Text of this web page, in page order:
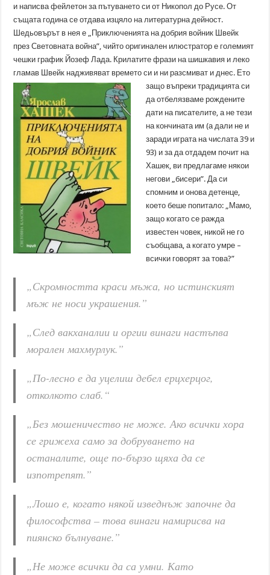
и написва фейлетон за пътуването си от Никопол до Русе. От
същата година се отдава изцяло на литературна дейност.
Шедьовърът в нея е „Приключенията на добрия войник Швейк
през Световната война”, чийто оригинален илюстратор е големият
чешки график Йозеф Лада. Крилатите фрази на шишкавия и леко
гламав Швейк надживяват времето си и ни разсмиват и днес. Ето
защо въпреки традицията си
да отбелязваме рождените
дати на писателите, а не тези
на кончината им (а дали не и
заради играта на числата 39 и
93) и за да отдадем почит на
Хашек, ви предлагаме някои
негови „бисери”. Да си
спомним и онова детенце,
което беше попитало: „Мамо,
защо когато се ражда
известен човек, никой не го
съобщава, а когато умре –
всички говорят за това?”
„Скромността краси мъжа, но истинският
мъж не носи украшения.”
„След вакханалии и оргии винаги настъпва
морален махмурлук.”
„По-лесно е да уцелиш дебел ерцхерцог,
отколкото слаб.“
„Без мошеничество не може. Ако всички хора
се грижеха само за добруването на
останалите, още по-бързо щяха да се
изпотрепят.”
„Лошо е, когато някой изведнъж започне да
философства – това винаги намирисва на
пиянско бълнуване.”
„Не може всички да са умни. Като